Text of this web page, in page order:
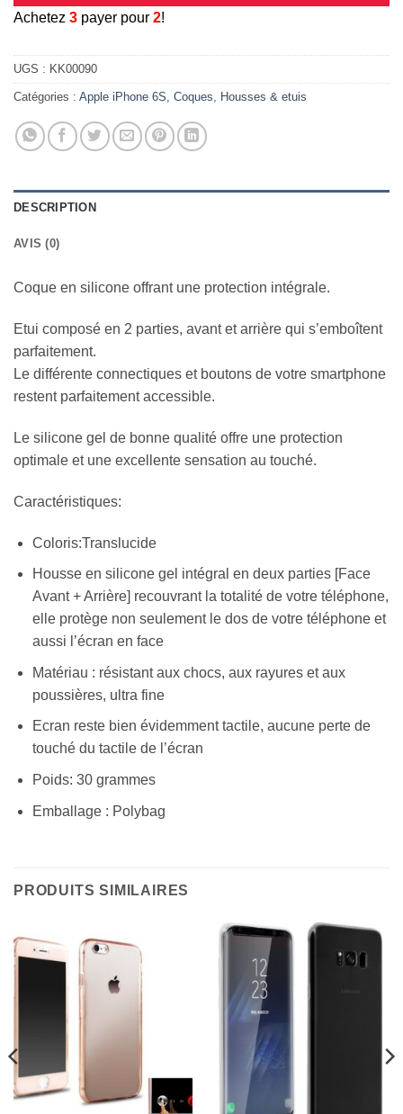
Achetez 3 payer pour 2!
UGS : KK00090
Catégories : Apple iPhone 6S Coques Housses & etuis
DESCRIPTION
AVIS (0)
Coque en silicone offrant une protection intégrale.
Etui composé en 2 parties, avant et arrière qui s’emboîtent
parfaitement.
Le différente connectiques et boutons de votre smartphone
restent parfaitement accessible.
Le silicone gel de bonne qualité offre une protection
optimale et une excellente sensation au touché.
Caractéristiques:
Coloris:Translucide
Housse en silicone gel intégral en deux parties [Face
Avant + Arrière] recouvrant la totalité de votre téléphone,
elle protège non seulement le dos de votre téléphone et
aussi l’écran en face
Matériau : résistant aux chocs, aux rayures et aux
poussières, ultra fine
Ecran reste bien évidemment tactile, aucune perte de
touché du tactile de l’écran
Poids: 30 grammes
Emballage : Polybag
PRODUITS SIMILAIRES